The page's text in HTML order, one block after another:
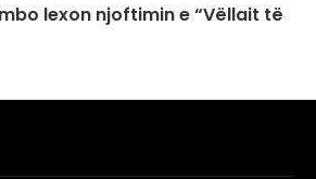
lexon njoftimin e “Vëllait të